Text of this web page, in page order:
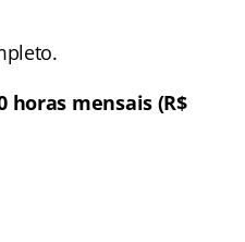
horas mensais (R$